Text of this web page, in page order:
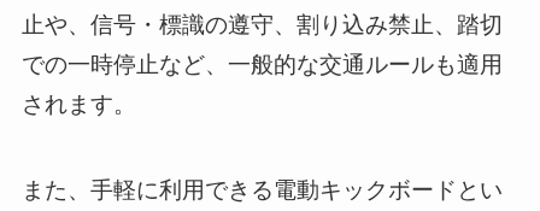
止や、信号・標識の遵守、割り込み禁止、踏切
での一時停止など、一般的な交通ルールも適用
されます。
また、手軽に利用できる電動キックボードとい